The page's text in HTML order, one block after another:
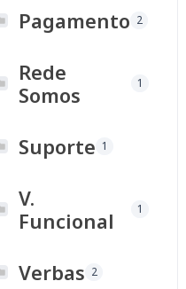
Pagamento 2
Rede
Somos
1
Suporte 1
V.
Funcional
1
Verbas 2